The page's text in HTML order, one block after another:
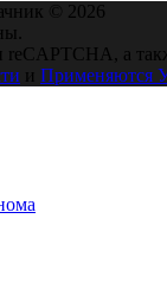
© 2026
reCAPTCHA, а
и Применяются